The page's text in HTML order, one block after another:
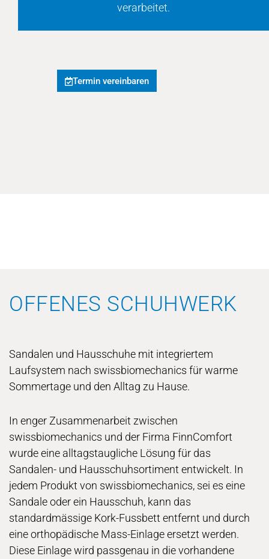
verarbeitet.
Termin vereinbaren
OFFENES SCHUHWERK
Sandalen und Hausschuhe mit integriertem
Laufsystem nach swissbiomechanics für warme
Sommertage und den Alltag zu Hause.
In enger Zusammenarbeit zwischen
swissbiomechanics und der Firma FinnComfort
wurde eine alltagstaugliche Lösung für das
Sandalen- und Hausschuhsortiment entwickelt. In
jedem Produkt von swissbiomechanics, sei es eine
Sandale oder ein Hausschuh, kann das
standardmässige Kork-Fussbett entfernt und durch
eine orthopädische Mass-Einlage ersetzt werden.
Diese Einlage wird passgenau in die vorhandene